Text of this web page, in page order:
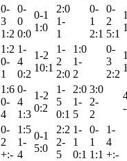
0-
3
1:2
0-
0
0:0
0-1
1:0
2:0
1-
1
0-
1
2:1
0-
2
5:1
1:2
0-
1
1-
4
0:2
1-2
10:1
1-
2
2:0
1:0
1-
2
0-
3
2:2
1:6
0-
4
0-
4
1:3
1-2
0:2
1-
5
0:1
2:0
1-
5
3:0
2-
2
0-
2
+:-
1:5
1-
4
0-1
5:0
2:2
2-
5
1-
1
0:1
0-
1
1:1
1-
4
+:-